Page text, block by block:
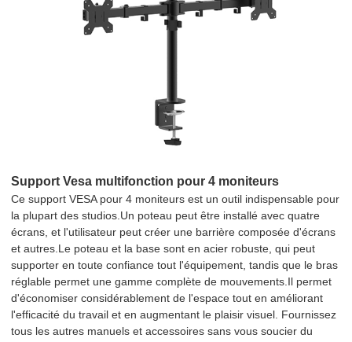
Support Vesa multifonction pour 4 moniteurs
Ce support VESA pour 4 moniteurs est un outil indispensable pour
la plupart des studios.Un poteau peut être installé avec quatre
écrans, et l'utilisateur peut créer une barrière composée d'écrans
et autres.Le poteau et la base sont en acier robuste, qui peut
supporter en toute confiance tout l'équipement, tandis que le bras
réglable permet une gamme complète de mouvements.Il permet
d'économiser considérablement de l'espace tout en améliorant
l'efficacité du travail et en augmentant le plaisir visuel. Fournissez
tous les autres manuels et accessoires sans vous soucier du